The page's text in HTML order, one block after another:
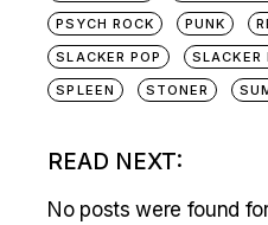
PSYCH ROCK
PUNK
SLACKER POP
SLACKER
SPLEEN
STONER
READ NEXT:
No posts were found